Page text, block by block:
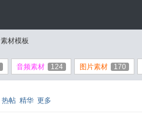
素材模板
音频素材 124 图片素材 170
热帖 精华 更多